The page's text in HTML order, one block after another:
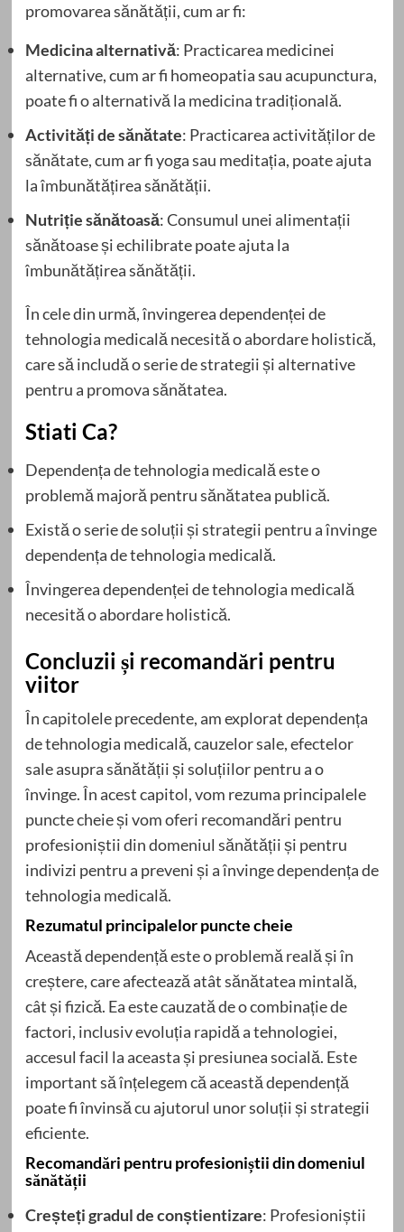
promovarea sănătății, cum ar fi:
Medicina alternativă: Practicarea medicinei
alternative, cum ar fi homeopatia sau acupunctura,
poate fi o alternativă la medicina tradițională.
Activități de sănătate: Practicarea activităților de
sănătate, cum ar fi yoga sau meditația, poate ajuta
la îmbunătățirea sănătății.
Nutriție sănătoasă: Consumul unei alimentații
sănătoase și echilibrate poate ajuta la
îmbunătățirea sănătății.
În cele din urmă, învingerea dependenței de
tehnologia medicală necesită o abordare holistică,
care să includă o serie de strategii și alternative
pentru a promova sănătatea.
Stiati Ca?
Dependența de tehnologia medicală este o
problemă majoră pentru sănătatea publică.
Există o serie de soluții și strategii pentru a învinge
dependența de tehnologia medicală.
Învingerea dependenței de tehnologia medicală
necesită o abordare holistică.
Concluzii și recomandări pentru
viitor
În capitolele precedente, am explorat dependența
de tehnologia medicală, cauzelor sale, efectelor
sale asupra sănătății și soluțiilor pentru a o
învinge. În acest capitol, vom rezuma principalele
puncte cheie și vom oferi recomandări pentru
profesioniștii din domeniul sănătății și pentru
indivizi pentru a preveni și a învinge dependența de
tehnologia medicală.
Rezumatul principalelor puncte cheie
Această dependență este o problemă reală și în
creștere, care afectează atât sănătatea mintală,
cât și fizică. Ea este cauzată de o combinație de
factori, inclusiv evoluția rapidă a tehnologiei,
accesul facil la aceasta și presiunea socială. Este
important să înțelegem că această dependență
poate fi învinsă cu ajutorul unor soluții și strategii
eficiente.
Recomandări pentru profesioniștii din domeniul
sănătății
Creșteți gradul de conștientizare: Profesioniștii